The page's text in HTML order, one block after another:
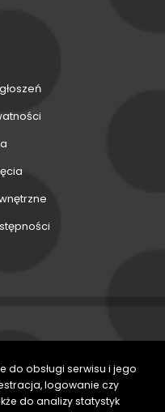
NAS
do obsługi serwisu i jego
logowanie czy
do analizy statystyk